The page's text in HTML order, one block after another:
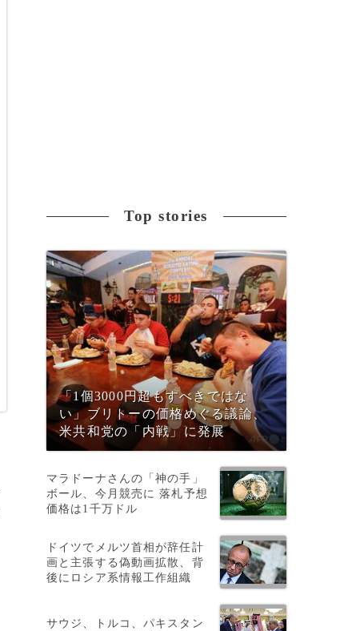
Top stories
「1個3000円超もすべきではな
い」ブリトーの価格めぐる議論、
米共和党の「内戦」に発展
マラドーナさんの「神の手」
ボール、今月競売に 落札予想
価格は1千万ドル
ドイツでメルツ首相が辞任計
画と主張する偽動画拡散、背
後にロシア系情報工作組織
サウジ、トルコ、パキスタン